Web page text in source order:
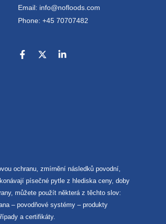
Email: info@nofloods.com
Phone: +45 70707482
ochranu, zmírnění následků povodní,
písečné pytle z hlediska ceny, doby
můžete použít některá z těchto slov:
– povodňové systémy – produkty
a certifikáty.